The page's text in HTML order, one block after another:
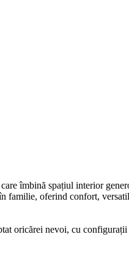
îmbină spațiul interior
familie, oferind confort,
oricărei nevoi, cu